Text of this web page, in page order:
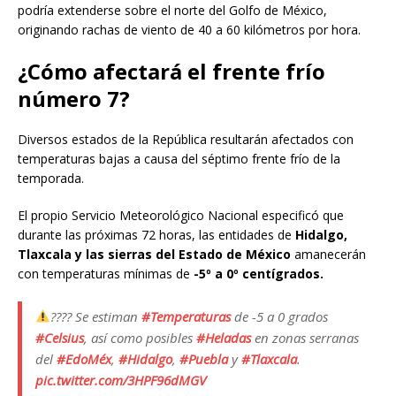
podría extenderse sobre el norte del Golfo de México,
originando rachas de viento de 40 a 60 kilómetros por hora.
¿Cómo afectará el frente frío
número 7?
Diversos estados de la República resultarán afectados con
temperaturas bajas a causa del séptimo frente frío de la
temporada.
El propio Servicio Meteorológico Nacional especificó que
durante las próximas 72 horas, las entidades de Hidalgo,
Tlaxcala y las sierras del Estado de México amanecerán
con temperaturas mínimas de -5º a 0º centígrados.
???? Se estiman#Temperaturasde -5 a 0 grados
#Celsius, así como posibles #Heladasen zonas serranas
del #EdoMéx, #Hidalgo, #Pueblay#Tlaxcala.
pic.twitter.com/3HPF96dMGV